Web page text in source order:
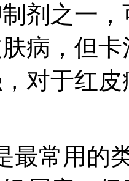
剂之一
病，但
对于红
最常用的